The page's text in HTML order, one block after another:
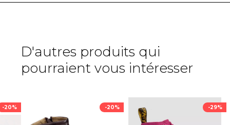
D'autres produits qui
pourraient vous intéresser
-20% -20% -29%